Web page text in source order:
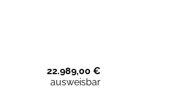
22.989,00 €
ausweisbar